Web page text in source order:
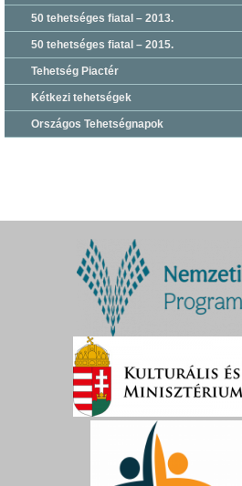
50 tehetséges fiatal – 2013.
50 tehetséges fiatal – 2015.
Tehetség Piactér
Kétkezi tehetségek
Országos Tehetségnapok